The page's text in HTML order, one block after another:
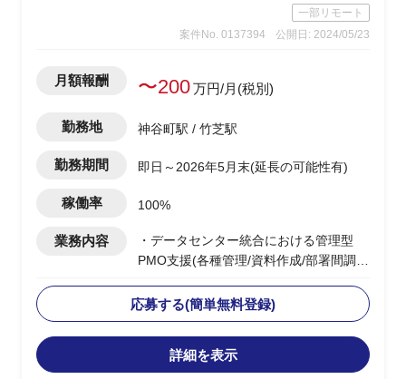
一部リモート
案件No. 0137394
公開日: 2024/05/23
月額報酬 〜200万円/月(税別)
勤務地 神谷町駅 / 竹芝駅
勤務期間 即日～2026年5月末(延長の可能性有)
稼働率 100%
業務内容
・データセンター統合における管理型
PMO支援(各種管理/資料作成/部署間調整
応募する(簡単無料登録)
詳細を表示